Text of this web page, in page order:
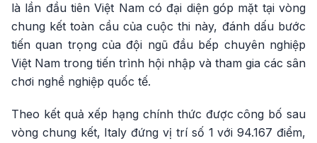
là lần đầu tiên Việt Nam có đại diện góp mặt tại vòng
chung kết toàn cầu của cuộc thi này, đánh dấu bước
tiến quan trọng của đội ngũ đầu bếp chuyên nghiệp
Việt Nam trong tiến trình hội nhập và tham gia các sân
chơi nghề nghiệp quốc tế.
Theo kết quả xếp hạng chính thức được công bố sau
vòng chung kết, Italy đứng vị trí số 1 với 94.167 điểm,